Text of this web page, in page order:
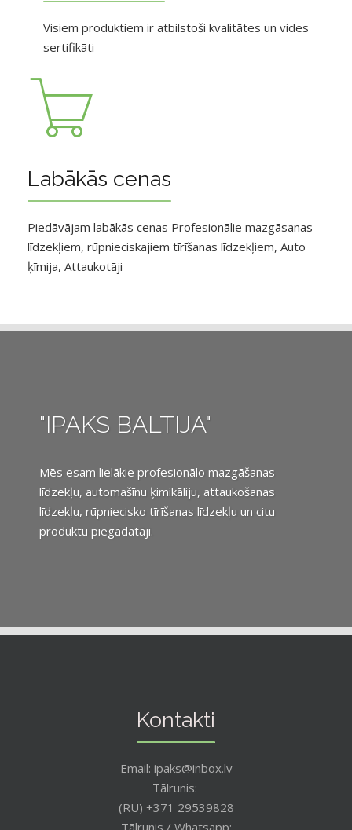
Visiem produktiem ir atbilstoši kvalitātes un vides
sertifikāti
Labākās cenas
Piedāvājam labākās cenas Profesionālie mazgāsanas
līdzekļiem, rūpnieciskajiem tīrīšanas līdzekļiem, Auto
ķīmija, Attaukotāji
"IPAKS BALTIJA"
Mēs esam lielākie profesionālo mazgāšanas
līdzekļu, automašīnu ķimikāliju, attaukošanas
līdzekļu, rūpniecisko tīrīšanas līdzekļu un citu
produktu piegādātāji.
Kontakti
Email: ipaks@inbox.lv
Tālrunis:
(RU) +371 29539828
Tālrunis / Whatsapp: